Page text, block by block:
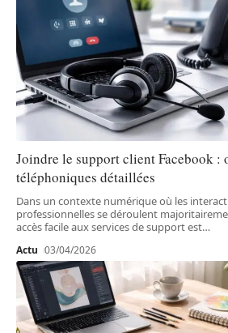
Joindre le support client Facebook :
téléphoniques détaillées
Dans un contexte numérique où les
professionnelles se déroulent
accès facile aux services de support est…
Actu 03/04/2026